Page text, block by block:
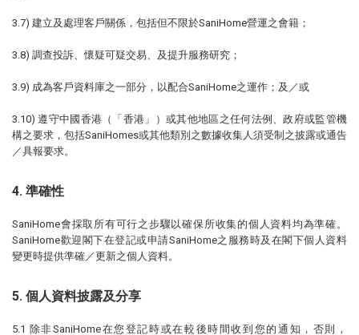
3.7) 建立及處理客戶關係，包括但不限於SaniHome營運之會籍；
3.8) 調查投訴、懷疑可疑交易、及提升服務研究；
3.9) 成為客戶資料庫之一部分，以配合SaniHome之運作；及／或
3.10) 遵守中國香港（「香港」）或其他地區之任何法例、政府或監管機
構之要求，包括SaniHomes或其他類別之數據收集人須受制之披露或通告
／具報要求。
4. 準確性
SaniHome會採取所有可行之步驟以確保所收集的個人資料均為準確。
SaniHome歡迎閣下在登記或申請SaniHome之服務時及在閣下個人資料
變更時提供準確／更新之個人資料。
5. 個人資料披露及分享
5.1 除非SaniHome在您登記時或在較後時間收到您的通知，否則，